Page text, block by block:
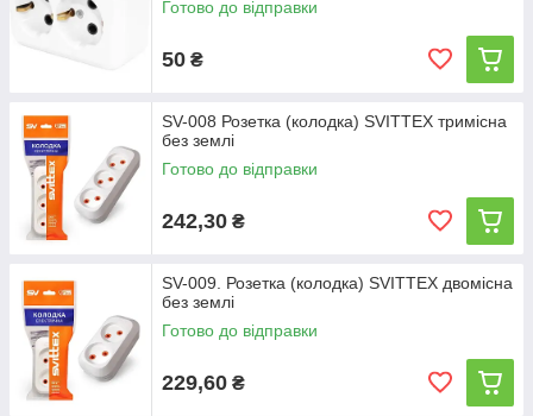
Готово до відправки
50 ₴
SV-008 Розетка (колодка) SVITTEX тримісна
без землі
Готово до відправки
242,30 ₴
SV-009. Розетка (колодка) SVITTEX двомісна
без землі
Готово до відправки
229,60 ₴